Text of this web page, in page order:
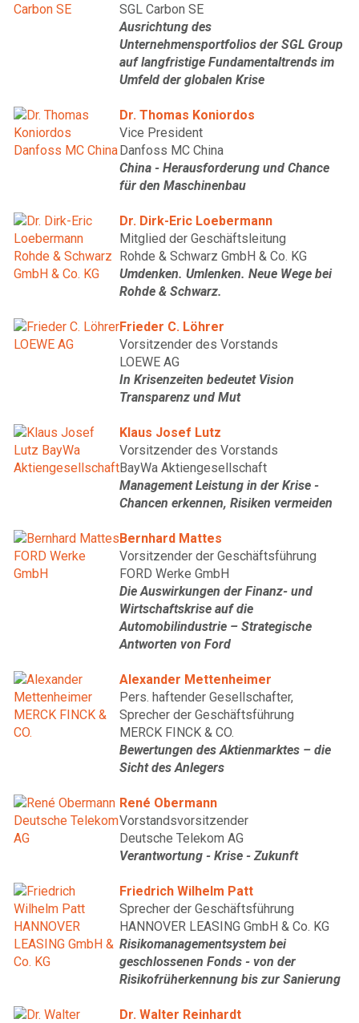
SGL Carbon SE
Ausrichtung des
Unternehmensportfolios der SGL Group
auf langfristige Fundamentaltrends im
Umfeld der globalen Krise
Dr. Thomas Koniordos
Vice President
Danfoss MC China
China - Herausforderung und Chance
für den Maschinenbau
Dr. Dirk-Eric Loebermann
Mitglied der Geschäftsleitung
Rohde & Schwarz GmbH & Co. KG
Umdenken. Umlenken. Neue Wege bei
Rohde & Schwarz.
Frieder C. Löhrer
Vorsitzender des Vorstands
LOEWE AG
In Krisenzeiten bedeutet Vision
Transparenz und Mut
Klaus Josef Lutz
Vorsitzender des Vorstands
BayWa Aktiengesellschaft
Management Leistung in der Krise -
Chancen erkennen, Risiken vermeiden
Bernhard Mattes
Vorsitzender der Geschäftsführung
FORD Werke GmbH
Die Auswirkungen der Finanz- und
Wirtschaftskrise auf die
Automobilindustrie – Strategische
Antworten von Ford
Alexander Mettenheimer
Pers. haftender Gesellschafter,
Sprecher der Geschäftsführung
MERCK FINCK & CO.
Bewertungen des Aktienmarktes – die
Sicht des Anlegers
René Obermann
Vorstandsvorsitzender
Deutsche Telekom AG
Verantwortung - Krise - Zukunft
Friedrich Wilhelm Patt
Sprecher der Geschäftsführung
HANNOVER LEASING GmbH & Co. KG
Risikomanagementsystem bei
geschlossenen Fonds - von der
Risikofrüherkennung bis zur Sanierung
Dr. Walter Reinhardt